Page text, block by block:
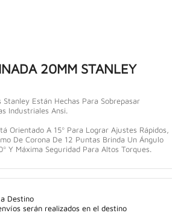
20MM STANLEY
Stanley Están Hechas Para Sobrepasar
Industriales Ansi.
Orientado A 15º Para Lograr Ajustes Rápidos,
De Corona De 12 Puntas Brinda Un Ángulo
Y Máxima Seguridad Para Altos Torques.
Destino
serán realizados en el destino